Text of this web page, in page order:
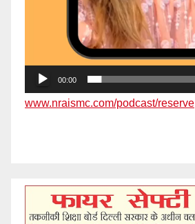
00:00
www.nraismc.com/podcast/reserve